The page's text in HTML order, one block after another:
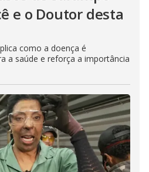
e o Doutor desta
como a doença é
a saúde e reforça a importância